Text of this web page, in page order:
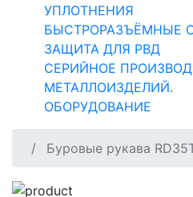
УПЛОТНЕНИЯ
БЫСТРОРАЗЪЁМНЫЕ
ЗАЩИТА ДЛЯ РВД
СЕРИЙНОЕ
МЕТАЛЛОИЗДЕЛИЙ.
ОБОРУДОВАНИЕ
Буровые рукава